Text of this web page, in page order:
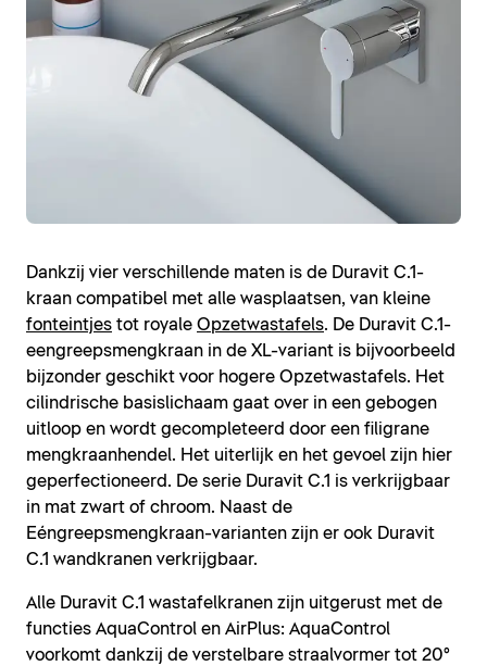
Dankzij vier verschillende maten is de Duravit C.1-
kraan compatibel met alle wasplaatsen, van kleine
fonteintjes tot royale Opzetwastafels. De Duravit C.1-
eengreepsmengkraan in de XL-variant is bijvoorbeeld
bijzonder geschikt voor hogere Opzetwastafels. Het
cilindrische basislichaam gaat over in een gebogen
uitloop en wordt gecompleteerd door een filigrane
mengkraanhendel. Het uiterlijk en het gevoel zijn hier
geperfectioneerd. De serie Duravit C.1 is verkrijgbaar
in mat zwart of chroom. Naast de
Eéngreepsmengkraan-varianten zijn er ook Duravit
C.1 wandkranen verkrijgbaar.
Alle Duravit C.1 wastafelkranen zijn uitgerust met de
functies AquaControl en AirPlus: AquaControl
voorkomt dankzij de verstelbare straalvormer tot 20°